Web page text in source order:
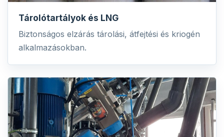
Tárolótartályok és LNG
Biztonságos elzárás tárolási, átfejtési és kriogén
alkalmazásokban.